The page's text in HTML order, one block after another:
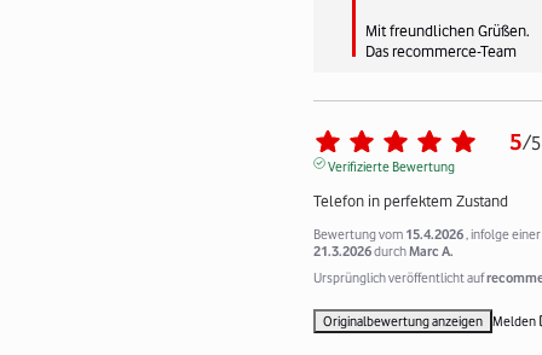
Mit freundlichen Grüßen.
Das recommerce-Team
5/5
Verifizierte Bewertung
Telefon in perfektem Zustand
Bewertung vom 15.4.2026 , infolge
21.3.2026durchMarc A.
Ursprünglich veröffentlicht auf
Originalbewertung anzeigen Melden